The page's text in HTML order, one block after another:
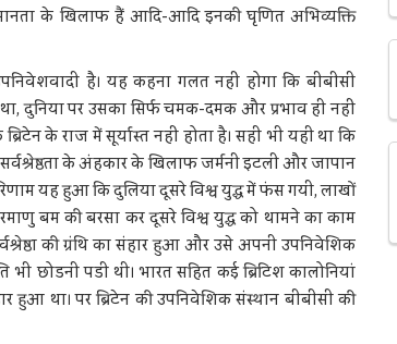
के खिलाफ हैं आदि-आदि इनकी घृणित अभिव्यक्ति
है। यह कहना गलत नहीं होगा कि बीबीसी
दुनिया पर उसका सिर्फ चमक-दमक और प्रभाव ही नहीं
के राज में सूर्यास्त नहीं होता है। सही भी यही था कि
सर्वश्रेष्ठता के अंहकार के खिलाफ जर्मनी इटली और जापान
यह हुआ कि दुलिया दूसरे विश्व युद्ध में फंस गयी, लाखों
बम की बरसा कर दूसरे विश्व युद्ध को थामने का काम
की ग्रंथि का संहार हुआ और उसे अपनी उपनिवेशिक
छोडनी पडी थी। भारत सहित कई ब्रिटिश कालोनियां
हुआ था। पर ब्रिटेन की उपनिवेशिक संस्थान बीबीसी की